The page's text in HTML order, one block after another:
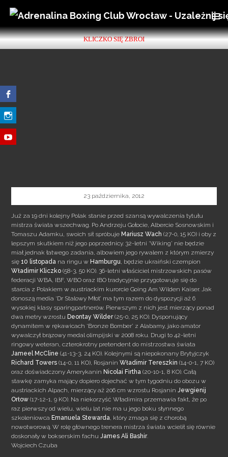
MENU
TO
KLICZKO SIĘ ZBROI
23 października, 2012
Już za 19 dni kolejny Polak stanie przed szansą wywalczenia tytułu
mistrza świata wszechwag. Po Andrzeju Gołocie, Albercie Sosnowskim i
Tomaszu Adamku, swoich sił spróbujeMariusz Wach (27-0, 15 KO) i oby z
lepszym skutkiem niż jego poprzednicy. 32-letni ‘Wiking’ nie będzie
miał jednak łatwego zadania, albowiem jego rywalem z którym zmierzy
się10 listopada na ringu wHamburgu , będzie ukraiński czempion
Władimir Kliczko (58-3, 50 KO). 36-letni właściciel mistrzowskich pasów
federacji WBA, IBF, WBO oraz IBO tradycyjnie przygotowuje się do
starcia z Polakiem w austriackim kurorcie Going Am Wilden Kaiser. Jak
donoszą media ‘Dr Stalowy Młot’ ma tym razem do dyspozycji aż 6
wysokiej klasy sparingpartnerów. Pierwszym z nich jest mierzący ponad
dwa metry wzrostuDeontay Wilder(25-0, 25 KO). Dysponujący
dynamitem w rękawicach ‘Bronze Bomber’ z Alabamy, jako amator
wywalczył brązowy medal olimpijski w 2008 roku. Drugi to 42-letni
ringowy weteran, czterokrotny pretendent do mistrzostwa świata
Jameel McCline (41-13-3, 24 KO). Kolejnymi są niepokonany Brytyjczyk
Richard Towers (14-0, 11 KO), RosjaninWładimir Tereszkin (14-0-1, 7 KO)
oraz doświadczony AmerykaninNicolai Firtha (20-10-1, 8 KO). Całą
stawkę zamyka mający dopiero dojechać w tym tygodniu do obozu w
austriackich Alpach, mierzący aż 206 cm wzrostu RosjaninJewgienij
Orłow (17-12-1, 9 KO). Na niekorzyść Władimira przemawia fakt, że po
raz pierwszy od wielu, wielu lat nie ma u jego boku słynnego
szkoleniowcaEmanuela Stewarda , który zmaga się z chorobą
nowotworową. W rolę głównego trenera mistrza świata wcielił się równie
doskonały w bokserskim fachuJames Ali Bashir.
Wojciech Czuba